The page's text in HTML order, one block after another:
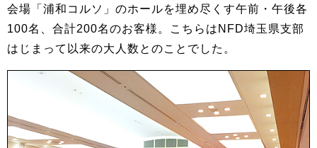
会場「浦和コルソ」のホールを埋め尽くす午前・午後各
100名、合計200名のお客様。こちらはNFD埼玉県支部
はじまって以来の大人数とのことでした。